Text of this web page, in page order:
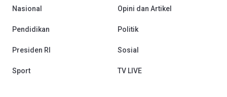
Nasional Opini dan Artikel
Pendidikan Politik
Presiden RI Sosial
Sport TV LIVE